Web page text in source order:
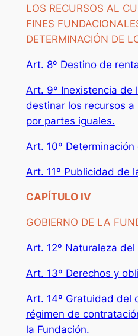
LOS RECURSOS AL
FINES
DETERMINACIÓN DE
Art. 8º Destino de
Art. 9º Inexistencia de
destinar los recursos
por partes iguales.
Art. 10º
Art. 11º Publicidad de
CAPÍTULO IV
GOBIERNO DE LA
Art. 12º Naturaleza
Art. 13º Derechos y
Art. 14º Gratuidad del
régimen de
la Fundación.